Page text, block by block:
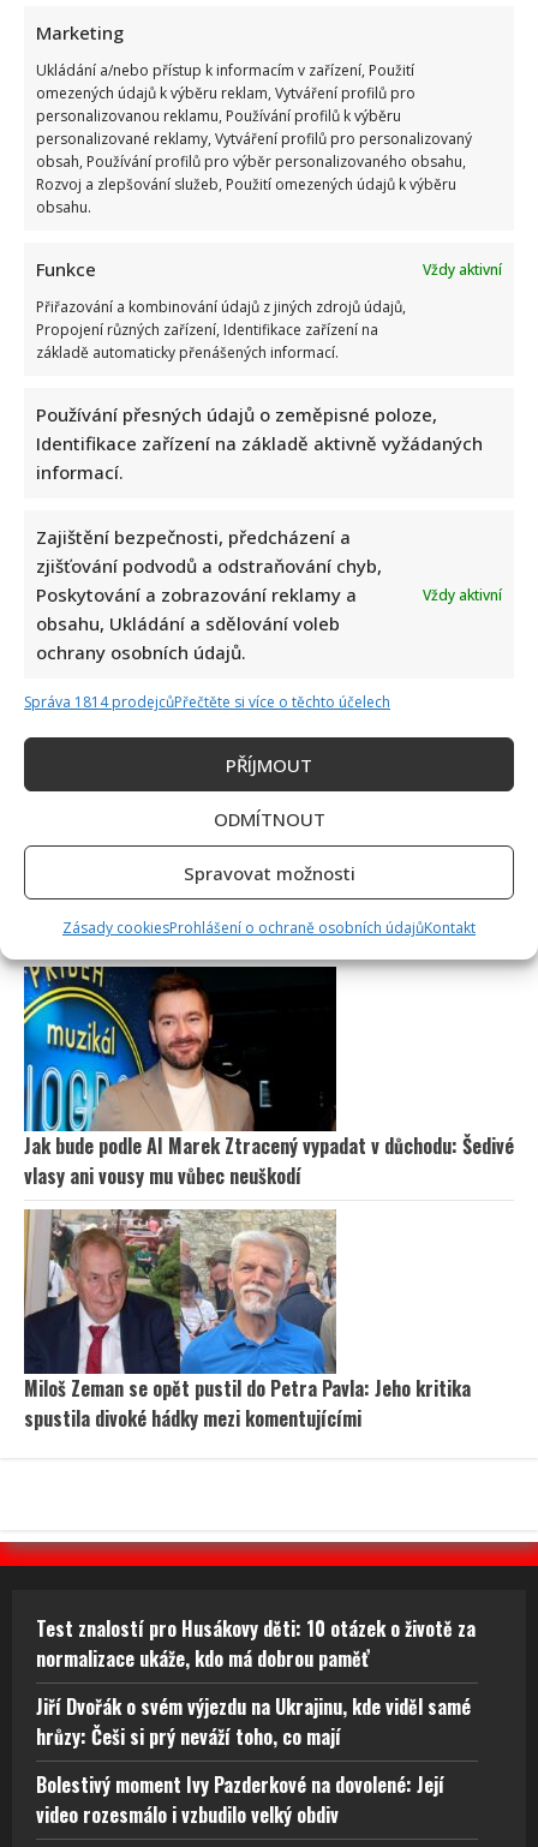
Marketing
Ukládání a/nebo přístup k informacím v zařízení, Použití
omezených údajů k výběru reklam, Vytváření profilů pro
personalizovanou reklamu, Používání profilů k výběru
personalizované reklamy, Vytváření profilů pro personalizovaný
obsah, Používání profilů pro výběr personalizovaného obsahu,
Rozvoj a zlepšování služeb, Použití omezených údajů k výběru
obsahu.
Funkce
Vždy aktivní
Přiřazování a kombinování údajů z jiných zdrojů údajů,
Propojení různých zařízení, Identifikace zařízení na
základě automaticky přenášených informací.
Používání přesných údajů o zeměpisné poloze,
Identifikace zařízení na základě aktivně vyžádaných
informací.
Zajištění bezpečnosti, předcházení a
zjišťování podvodů a odstraňování chyb,
Poskytování a zobrazování reklamy a
obsahu, Ukládání a sdělování voleb
ochrany osobních údajů.
Vždy aktivní
Správa 1814 prodejcůPřečtěte si více o těchto účelech
PŘÍJMOUT
ODMÍTNOUT
Spravovat možnosti
Zásady cookiesProhlášení o ochraně osobních údajůKontakt
Test znalostí pro Husákovy děti: 10 otázek o životě za
normalizace ukáže, kdo má dobrou paměť
Jiří Dvořák o svém výjezdu na Ukrajinu, kde viděl samé hrůzy:
Češi si prý neváží toho, co mají
Bolestivý moment Ivy Pazderkové na dovolené: Její video
rozesmálo i vzbudilo velký obdiv
Jak bude podle AI Marek Ztracený vypadat v důchodu: Šedivé
vlasy ani vousy mu vůbec neuškodí
Miloš Zeman se opět pustil do Petra Pavla: Jeho kritika
spustila divoké hádky mezi komentujícími
Test znalostí pro Husákovy děti: 10 otázek o životě za
normalizace ukáže, kdo má dobrou paměť
Jiří Dvořák o svém výjezdu na Ukrajinu, kde viděl samé
hrůzy: Češi si prý neváží toho, co mají
Bolestivý moment Ivy Pazderkové na dovolené: Její
video rozesmálo i vzbudilo velký obdiv